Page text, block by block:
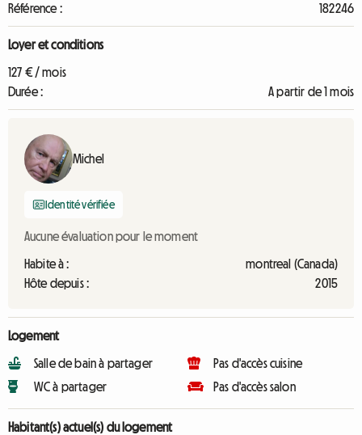
Référence :
182246
Loyer et conditions
127 € / mois
Durée :
A partir de 1 mois
Michel
Identité vérifiée
Aucune évaluation pour le moment
Habite à :
montreal (Canada)
Hôte depuis :
2015
Logement
Salle de bain à partager
WC à partager
Pas d'accès cuisine
Pas d'accès salon
Habitant(s) actuel(s) du logement